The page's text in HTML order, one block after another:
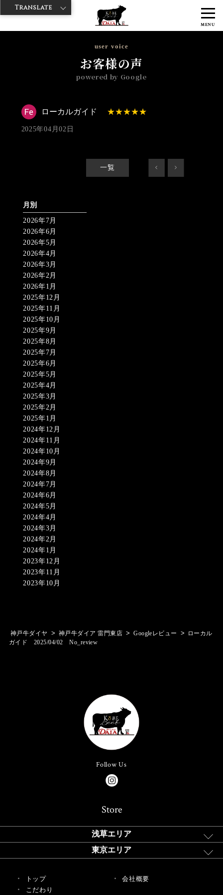
MENU
神戸牛ダイヤ > 神戸牛ダイア 雷門東店
ローカル
ガイド 2025/04/02 No_review
user voice
お客様の声
powered by Google
ローカルガイド
2025年04月02日
一覧 < >
月別
2026年7月
2026年6月
2026年5月
2026年4月
2026年3月
2026年2月
2026年1月
2025年12月
2025年11月
2025年10月
2025年9月
2025年8月
2025年7月
2025年6月
2025年5月
2025年4月
2025年3月
2025年2月
2025年1月
2024年12月
2024年11月
2024年10月
2024年9月
2024年8月
2024年7月
2024年6月
2024年5月
2024年4月
2024年3月
2024年2月
2024年1月
2023年12月
2023年11月
2023年10月
神戸牛ダイヤ > 神戸牛ダイア 雷門東店 > Googleレビュー >
ローカル
ガイド 2025/04/02 No_review
Follow Us
Store
浅草エリア
東京エリア
トップ
こだわり
会社概要
Translate